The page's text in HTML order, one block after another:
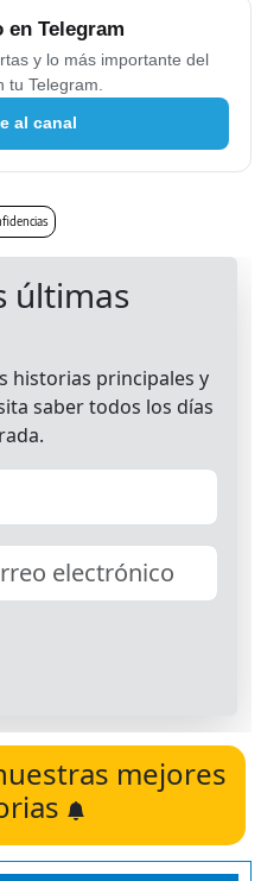
en Telegram
y lo más importante del
Telegram.
al canal
mejores